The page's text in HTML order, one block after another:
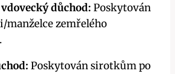
důchod: Poskytován
manželce zemřelého
Poskytován sirotkům po